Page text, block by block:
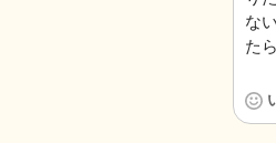
な
た